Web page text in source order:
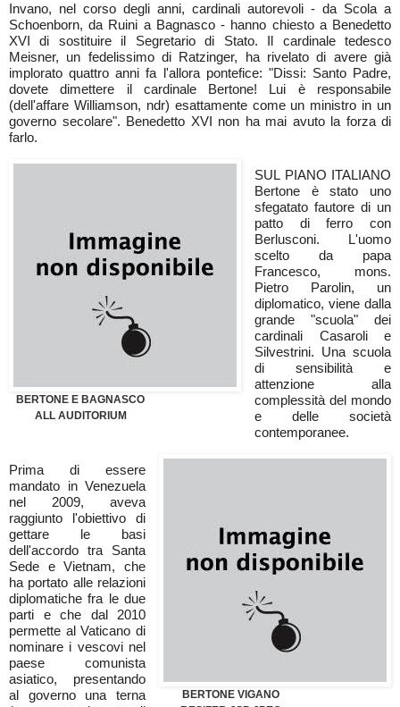
Invano, nel corso degli anni, cardinali autorevoli - da Scola a
Schoenborn, da Ruini a Bagnasco - hanno chiesto a Benedetto
XVI di sostituire il Segretario di Stato. Il cardinale tedesco
Meisner, un fedelissimo di Ratzinger, ha rivelato di avere già
implorato quattro anni fa l'allora pontefice: "Dissi: Santo Padre,
dovete dimettere il cardinale Bertone! Lui è responsabile
(dell'affare Williamson, ndr) esattamente come un ministro in un
governo secolare". Benedetto XVI non ha mai avuto la forza di
farlo.
BERTONE E BAGNASCO
ALL AUDITORIUM
SUL PIANO ITALIANO
Bertone è stato uno
sfegatato fautore di un
patto di ferro con
Berlusconi. L'uomo
scelto da papa
Francesco, mons.
Pietro Parolin, un
diplomatico, viene dalla
grande "scuola" dei
cardinali Casaroli e
Silvestrini. Una scuola
di sensibilità e
attenzione alla
complessità del mondo
e delle società
contemporanee.
BERTONE VIGANO
Prima di essere
mandato in Venezuela
nel 2009, aveva
raggiunto l'obiettivo di
gettare le basi
dell'accordo tra Santa
Sede e Vietnam, che
ha portato alle relazioni
diplomatiche fra le due
parti e che dal 2010
permette al Vaticano di
nominare i vescovi nel
paese comunista
asiatico, presentando
al governo una terna